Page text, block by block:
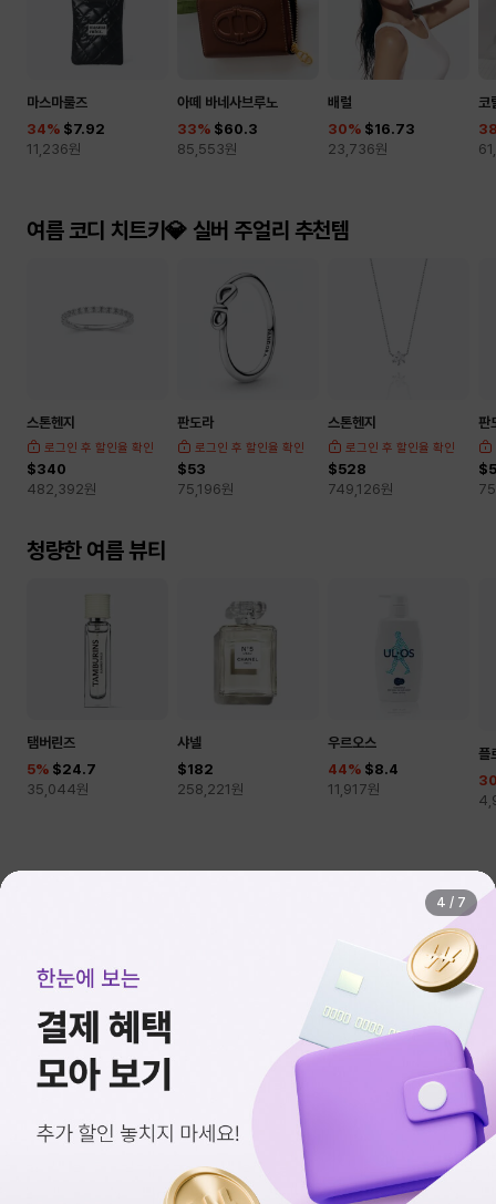
마스마룰즈
34% $7.92
11,236원
아떼 바네사브루노
33% $60.3
85,553원
배럴
30% $16.73
23,736원
코
여름 코디 치트키💎 실버 주얼리 추천템
스톤헨지
로그인 후 할인율 확인
$340
482,392원
판도라
로그인 후 할인율 확인
$53
75,196원
스톤헨지
로그인 후 할인율 확인
$528
749,126원
판
청량한 여름 뷰티
탬버린즈
5% $24.7
35,044원
샤넬
$182
258,221원
우르오스
44% $8.4
11,917원
플
$1 = 1,418.80원
로그인 Language
영상정보처리기기운영관리방침
(주)신세계면세점 본점
신세계면세점 앱으로 보기
5 / 7